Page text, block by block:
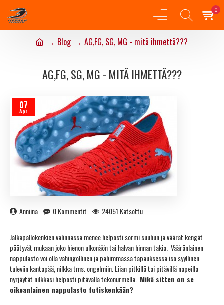
0
Blog AG,FG, SG, MG - mitä ihmettä???
AG,FG, SG, MG - MITÄ IHMETTÄ???
07
Apr
Anniina 0 Kommentit 24051 Katsottu
Jalkapallokenkien valinnassa menee helposti sormi suuhun ja väärät kengät
päätyvät mukaan joko hienon ulkonäön tai halvan hinnan takia. Vääränlainen
nappulasto voi olla vahingollinen ja pahimmassa tapauksessa iso syyllinen
tuleviin kantapää, nilkka tms. ongelmiin. Liian pitkillä tai pitävillä napeilla
nyrjäytät nilkkasi helposti pitävällä tekonurmella. Mikä sitten on se
oikeanlainen nappulasto futiskenkään?